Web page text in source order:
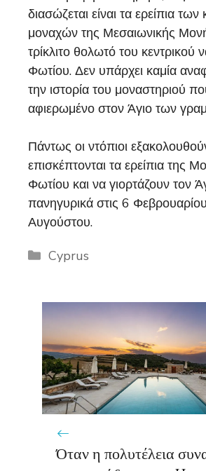
διασώζεται είναι τα ερείπια
μοναχών της Μεσαιωνικής
τρίκλιτο θολωτό του κεντρικού
Φωτίου. Δεν υπάρχει καμία
την ιστορία του μοναστηριού
αφιερωμένο στον Άγιο των
Πάντως οι ντόπιοι
επισκέπτονται τα ερείπια της
Φωτίου και να γιορτάζουν τον
πανηγυρικά στις 6
Αυγούστου.
Categories
Cyprus
Όταν η πολυτέλεια